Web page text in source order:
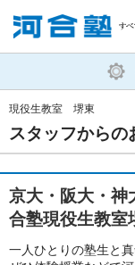
塾生の方
スタッフからの
現役生教室 堺東
京大・阪大・神
合塾現役生教室
一人ひとりの塾生と